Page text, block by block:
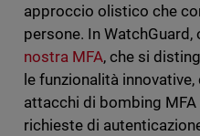
approccio olistico che
persone. In
nostra MFA, che si
le funzionalità
attacchi di bombing
richieste di